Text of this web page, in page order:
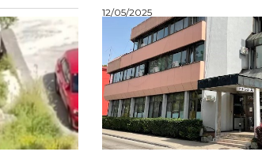
12/05/2025